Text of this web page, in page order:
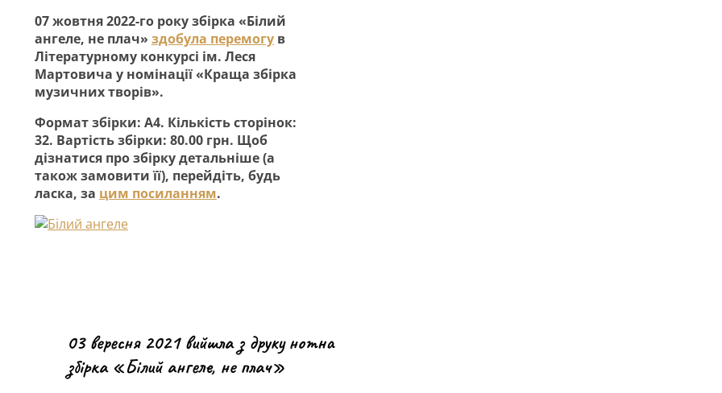
07 жовтня 2022-го року збірка «Білий
ангеле, не плач» здобула перемогу в
Літературному конкурсі ім. Леся
Мартовича у номінації «Краща збірка
музичних творів».
Формат збірки: А4. Кількість сторінок:
32. Вартість збірки: 80.00 грн. Щоб
дізнатися про збірку детальніше (а
також замовити її), перейдіть, будь
ласка, за цим посиланням.
03 вересня 2021 вийшла з друку нотна
збірка «Білий ангеле, не плач»